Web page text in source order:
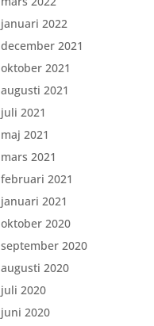
januari 2022
december 2021
oktober 2021
augusti 2021
juli 2021
maj 2021
mars 2021
februari 2021
januari 2021
oktober 2020
september 2020
augusti 2020
juli 2020
juni 2020